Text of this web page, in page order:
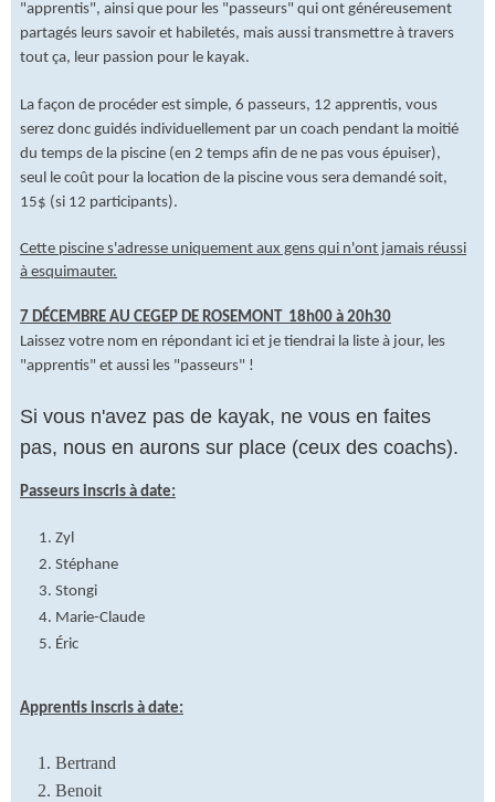
"apprentis", ainsi que pour les "passeurs" qui ont généreusement
partagés leurs savoir et habiletés, mais aussi transmettre à travers
tout ça, leur passion pour le kayak.
La façon de procéder est simple, 6 passeurs, 12 apprentis, vous
serez donc guidés individuellement par un coach pendant la moitié
du temps de la piscine (en 2 temps afin de ne pas vous épuiser),
seul le coût pour la location de la piscine vous sera demandé soit,
15$ (si 12 participants).
Cette piscine s'adresse uniquement aux gens qui n'ont jamais réussi
à esquimauter.
7 DÉCEMBRE AU CEGEP DE ROSEMONT 18h00 à 20h30
Laissez votre nom en répondant ici et je tiendrai la liste à jour, les
"apprentis" et aussi les "passeurs" !
Si vous n'avez pas de kayak, ne vous en faites
pas, nous en aurons sur place (ceux des coachs).
Passeurs inscris à date:
Zyl
Stéphane
Stongi
Marie-Claude
Éric
Apprentis inscris à date:
Bertrand
Benoit
Répondre